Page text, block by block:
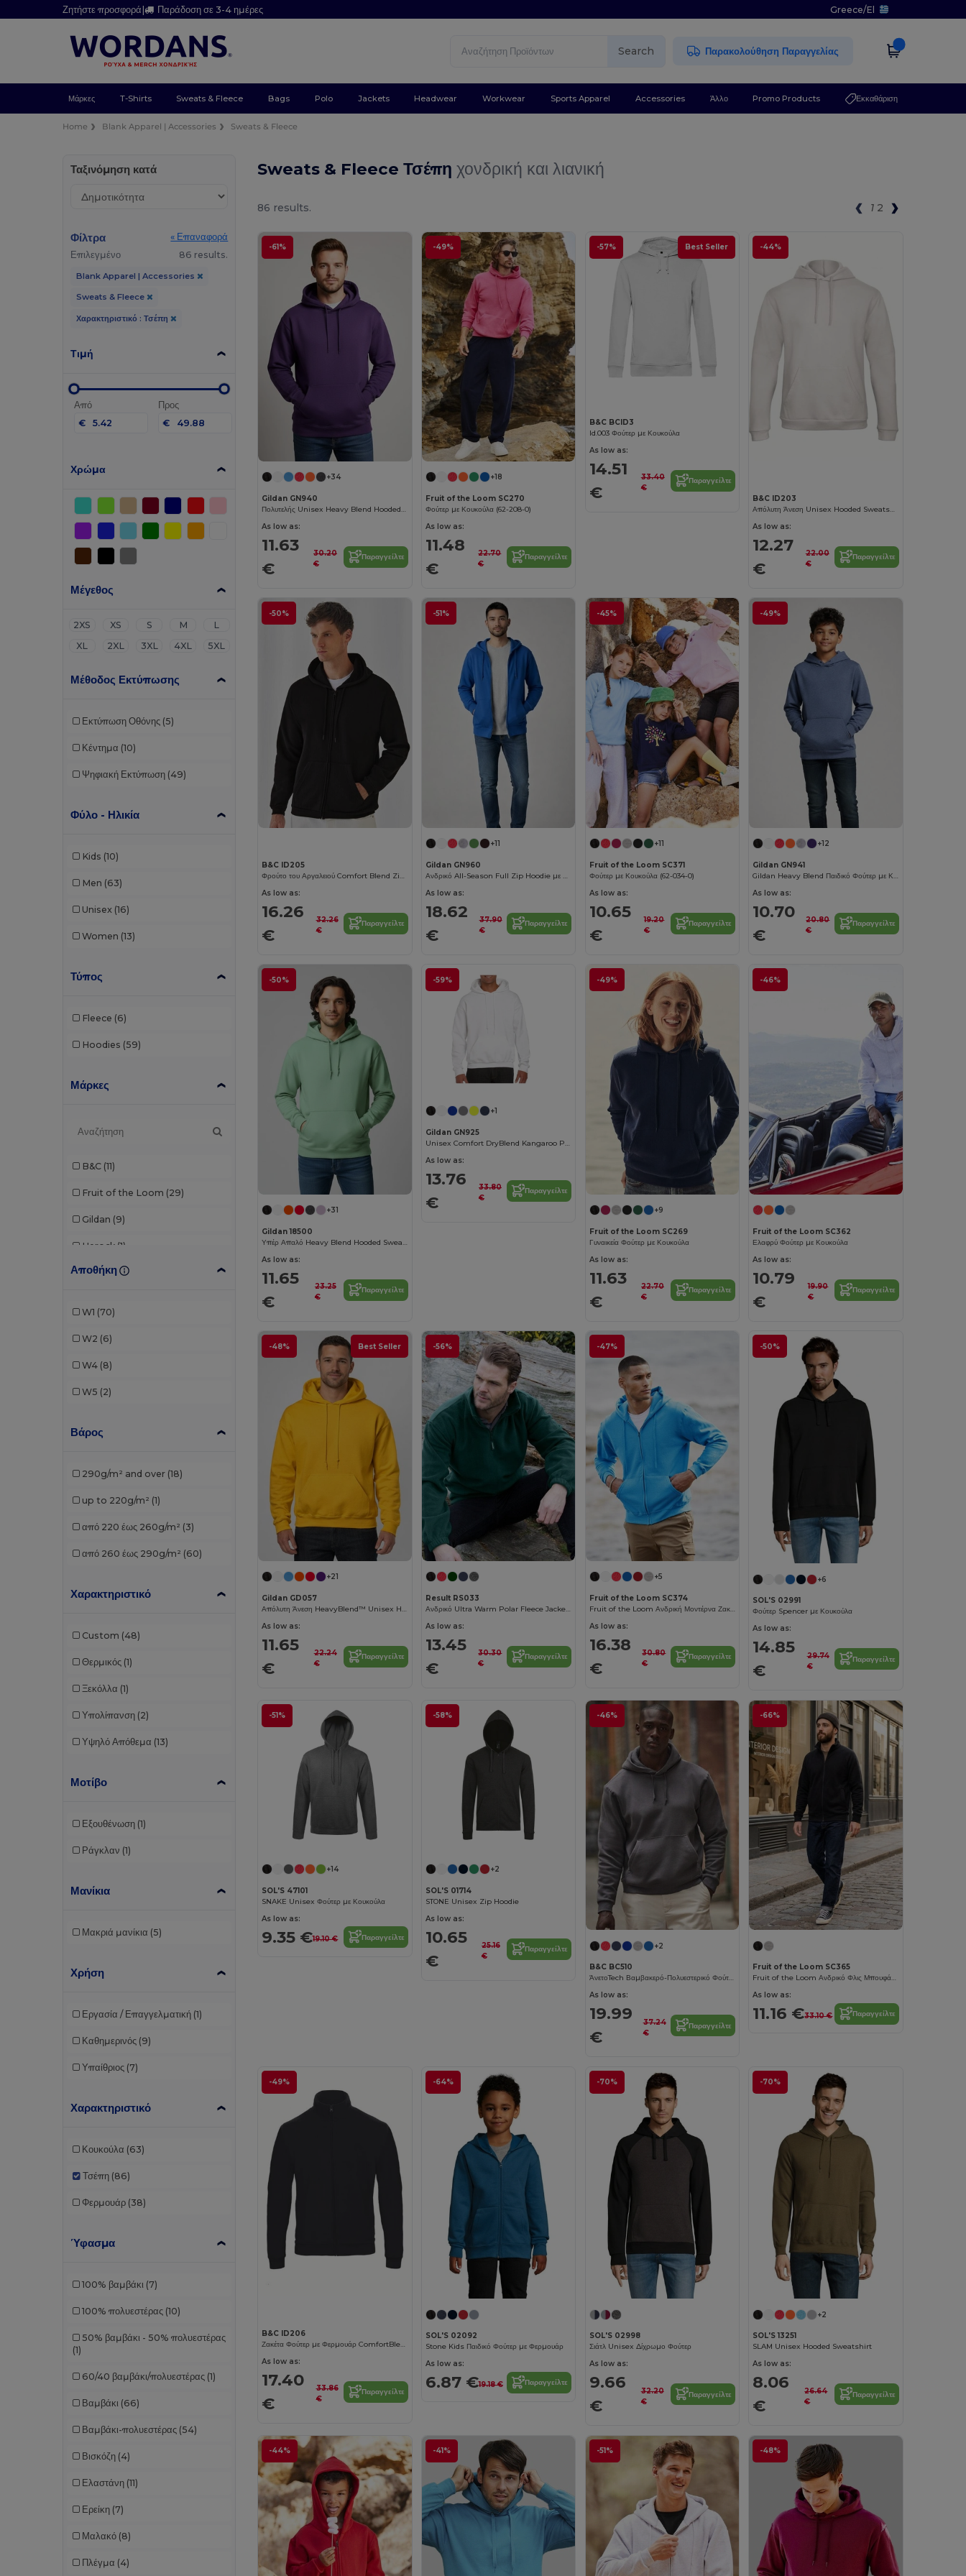
Ζητήστε προσφορά| Παράδοση σε 3-4 ημέρες Greece/El
Search Παρακολούθηση Παραγγελίας
Μάρκες T-Shirts Sweats & Fleece Bags Polo Jackets Headwear Workwear Sports Apparel Accessories Άλλο Promo Products Εκκαθάριση
Home Blank Apparel | Accessories Sweats & Fleece
Ταξινόμηση κατά
Φίλτρα
« Επαναφορά
Επιλεγμένο
86 results.
Blank Apparel | Accessories
Sweats & Fleece
Χαρακτηριστικό : Τσέπη
Τιμή
Από
€
Προς
€
Χρώμα
Μέγεθος
2XS XS S M
L
XL
2XL 3XL 4XL 5XL
Μέθοδος Εκτύπωσης
Εκτύπωση Οθόνης (5)
Κέντημα (10)
Ψηφιακή Εκτύπωση (49)
Φύλο - Ηλικία
Kids (10)
Men (63)
Unisex (16)
Women (13)
Τύπος
Fleece (6)
Hoodies (59)
Μάρκες
B&C (11)
Fruit of the Loom (29)
Gildan (9)
Herock (1)
JHK (1)
Russell
Αποθήκη
W1 (70)
W2 (6)
W4 (8)
W5 (2)
Βάρος
290g/m² and over (18)
up to 220g/m² (1)
από 220 έως 260g/m² (3)
από 260 έως 290g/m² (60)
Χαρακτηριστικό
Custom (48)
Θερμικός (1)
Ξεκόλλα (1)
Υπολίπανση (2)
Υψηλό Απόθεμα (13)
Μοτίβο
Εξουθένωση (1)
Ράγκλαν (1)
Μανίκια
Μακριά μανίκια (5)
Χρήση
Εργασία / Επαγγελματική (1)
Καθημερινός (9)
Υπαίθριος (7)
Χαρακτηριστικό
Κουκούλα (63)
Τσέπη (86)
Φερμουάρ (38)
Ύφασμα
100% βαμβάκι (7)
100% πολυεστέρας (10)
50% βαμβάκι - 50% πολυεστέρας
(1)
60/40 βαμβάκι/πολυεστέρας (1)
Βαμβάκι (66)
Βαμβάκι-πολυεστέρας (54)
Βισκόζη (4)
Ελαστάνη (11)
Ερείκη (7)
Μαλακό (8)
Πλέγμα (4)
Sweats & Fleece Τσέπηχονδρική και λιανική
86 results. 1 2
-61%
+34
Gildan GN940
Πολυτελής Unisex Heavy Blend Hooded Sweatshirt
As low as:
11.63
€
30.20
€
Παραγγείλτε
-49%
+18
Fruit of the Loom SC270
Φούτερ με Κουκούλα (62-208-0)
As low as:
11.48
€
22.70
€
Παραγγείλτε
-57% Best Seller
B&C BCID3
Id.003 Φούτερ με Κουκούλα
As low as:
14.51
€
33.40
€
Παραγγείλτε
-44%
B&C ID203
Απόλυτη Άνεση Unisex Hooded Sweatshirt
As low as:
12.27
€
22.00
€
Παραγγείλτε
-50%
B&C ID205
Φρούτο του Αργαλειού Comfort Blend Zipped Hoodie
As low as:
16.26
€
32.26
€
Παραγγείλτε
-51%
+11
Gildan GN960
Ανδρικό All-Season Full Zip Hoodie με Kangaroo Pockets
As low as:
18.62
€
37.90
€
Παραγγείλτε
-45%
+11
Fruit of the Loom SC371
Φούτερ με Κουκούλα (62-034-0)
As low as:
10.65
€
19.20
€
Παραγγείλτε
-49%
+12
Gildan GN941
Gildan Heavy Blend Παιδικό Φούτερ με Κουκούλα GN941
As low as:
10.70
€
20.80
€
Παραγγείλτε
-50%
+31
Gildan 18500
Υπέρ Απαλό Heavy Blend Hooded Sweatshirt
As low as:
11.65
€
23.25
€
Παραγγείλτε
-59%
+1
Gildan GN925
Unisex Comfort DryBlend Kangaroo Pocket Hoodie
As low as:
13.76
€
33.80
€
Παραγγείλτε
-49%
+9
Fruit of the Loom SC269
Γυναικεία Φούτερ με Κουκούλα
As low as:
11.63
€
22.70
€
Παραγγείλτε
-46%
Fruit of the Loom SC362
Ελαφρύ Φούτερ με Κουκούλα
As low as:
10.79
€
19.90
€
Παραγγείλτε
-48% Best Seller
+21
Gildan GD057
Απόλυτη Άνεση HeavyBlend™ Unisex Hoodie
As low as:
11.65
€
22.24
€
Παραγγείλτε
-56%
Result RS033
Ανδρικό Ultra Warm Polar Fleece Jacket με Zip Collar
As low as:
13.45
€
30.30
€
Παραγγείλτε
-47%
+5
Fruit of the Loom SC374
Fruit of the Loom Ανδρική Μοντέρνα Ζακέτα με Φερμουάρ
As low as:
16.38
€
30.80
€
Παραγγείλτε
-50%
+6
SOL'S 02991
Φούτερ Spencer με Κουκούλα
As low as:
14.85
€
29.74
€
Παραγγείλτε
-51%
+14
SOL'S 47101
SNAKE Unisex Φούτερ με Κουκούλα
As low as:
9.35 €19.10 € Παραγγείλτε
-58%
+2
SOL'S 01714
STONE Unisex Zip Hoodie
As low as:
10.65
€
25.16
€
Παραγγείλτε
-46%
+2
B&C BC510
ΆνετοTech Βαμβακερό-Πολυεστερικό Φούτερ με Κουκούλα
As low as:
19.99
€
37.24
€
Παραγγείλτε
-66%
Fruit of the Loom SC365
Fruit of the Loom Ανδρικό Φλις Μπουφάν με Φερμουάρ
As low as:
11.16 €33.10 € Παραγγείλτε
-49%
B&C ID206
Ζακέτα Φούτερ με Φερμουάρ ComfortBlend
As low as:
17.40
€
33.86
€
Παραγγείλτε
-64%
SOL'S 02092
Stone Kids Παιδικό Φούτερ με Φερμουάρ
As low as:
6.87 €19.18 € Παραγγείλτε
-70%
SOL'S 02998
Σιάτλ Unisex Δίχρωμο Φούτερ
As low as:
9.66
€
32.20
€
Παραγγείλτε
-70%
+2
SOL'S 13251
SLAM Unisex Hooded Sweatshirt
As low as:
8.06
€
26.64
€
Παραγγείλτε
-44% -41% -51% -48%